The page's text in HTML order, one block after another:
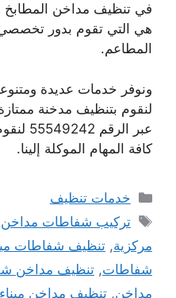
في تنظيف مداخن المطابخ
هي التي تقوم بدور
المطاعم.
ونوفر خدمات عديدة
لنقوم بتنظيف مدخنة
عبر
كافة المهام الموكلة إلينا.
التصنيفات
خدمات تنظيف
الوسوم
تركيب شفاطات مداخن
مركزية, تنظيف شفاطات
شفاطات, تنظيف مداخن
مداخن, تنظيف مداخن ميناء